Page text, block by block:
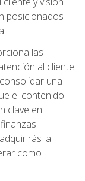
posicionados
las
al cliente
una
el contenido
clave en
la
como